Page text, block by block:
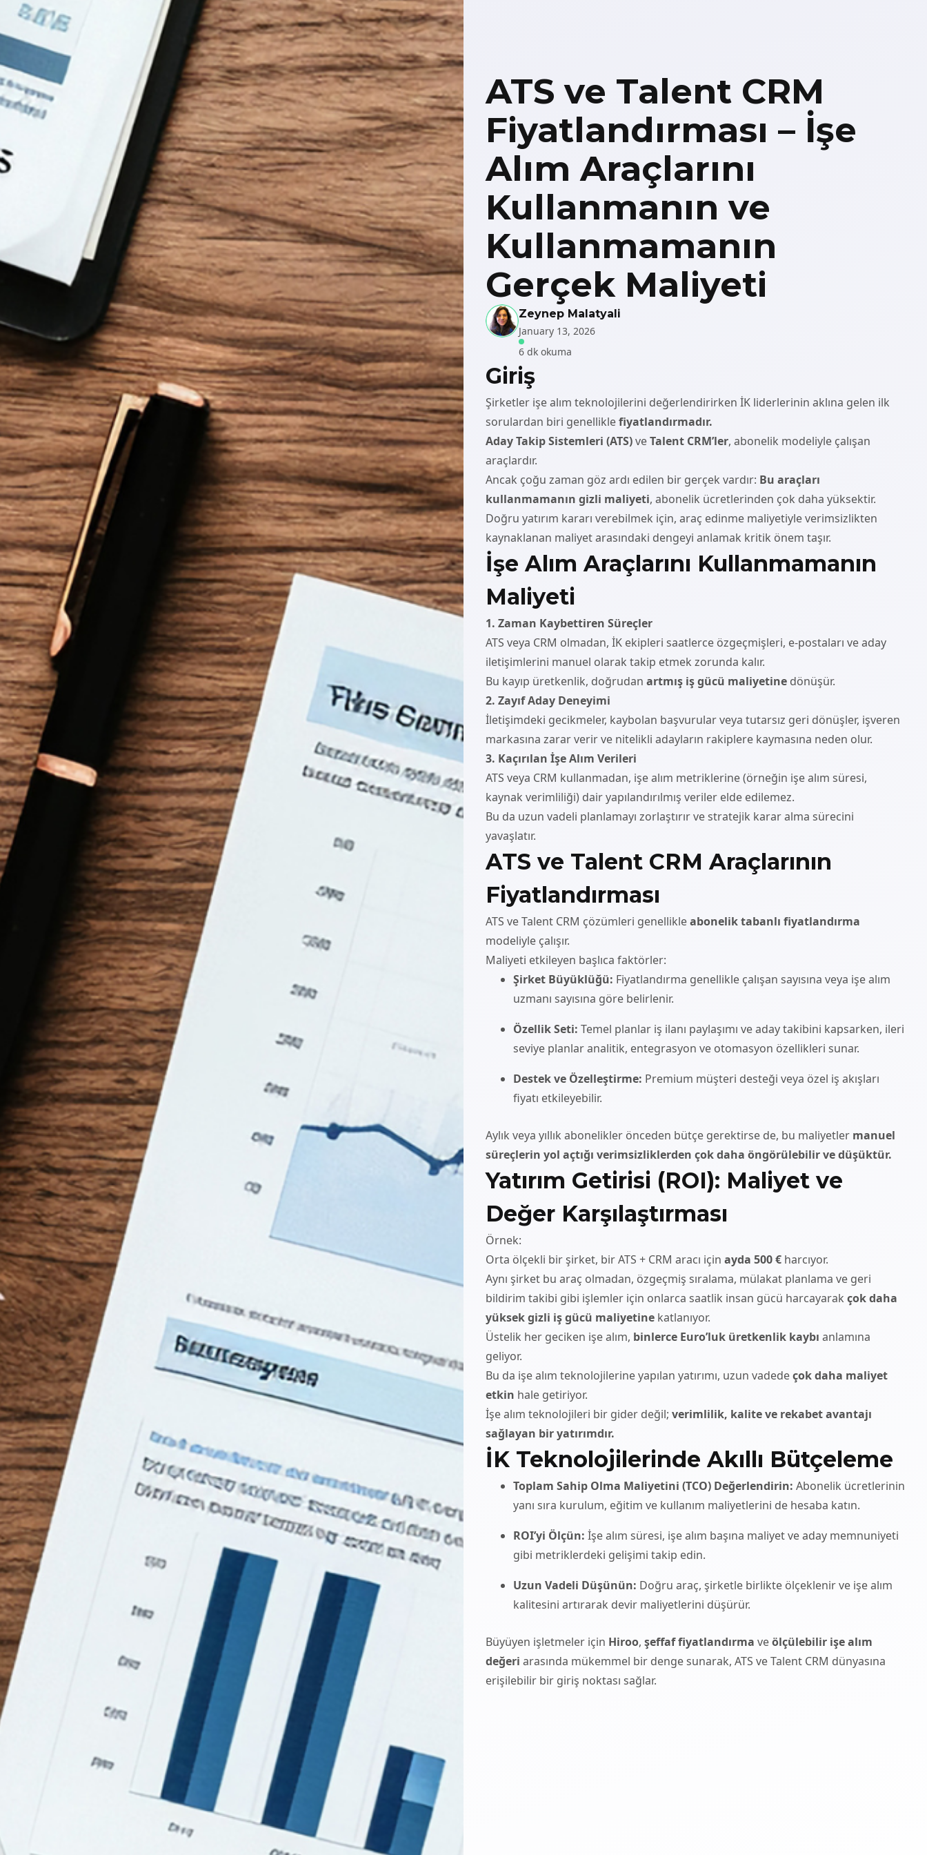
ATS ve Talent CRM
Fiyatlandırması – İşe
Alım Araçlarını
Kullanmanın ve
Kullanmamanın
Gerçek Maliyeti
Zeynep Malatyali
January 13, 2026
6 dk okuma
Giriş
Şirketler işe alım teknolojilerini değerlendirirken İK liderlerinin aklına gelen ilk
sorulardan biri genelliklefiyatlandırmadır.
Aday Takip Sistemleri (ATS)veTalent CRM’ler, abonelik modeliyle çalışan
araçlardır.
Ancak çoğu zaman göz ardı edilen bir gerçek vardır: Bu araçları
kullanmamanın gizli maliyeti, abonelik ücretlerinden çok daha yüksektir.
Doğru yatırım kararı verebilmek için, araç edinme maliyetiyle verimsizlikten
kaynaklanan maliyet arasındaki dengeyi anlamak kritik önem taşır.
İşe Alım Araçlarını Kullanmamanın
Maliyeti
1. Zaman Kaybettiren Süreçler
ATS veya CRM olmadan, İK ekipleri saatlerce özgeçmişleri, e-postaları ve aday
iletişimlerini manuel olarak takip etmek zorunda kalır.
Bu kayıp üretkenlik, doğrudan artmış iş gücü maliyetine dönüşür.
2. Zayıf Aday Deneyimi
İletişimdeki gecikmeler, kaybolan başvurular veya tutarsız geri dönüşler, işveren
markasına zarar verir ve nitelikli adayların rakiplere kaymasına neden olur.
3. Kaçırılan İşe Alım Verileri
ATS veya CRM kullanmadan, işe alım metriklerine (örneğin işe alım süresi,
kaynak verimliliği) dair yapılandırılmış veriler elde edilemez.
Bu da uzun vadeli planlamayı zorlaştırır ve stratejik karar alma sürecini
yavaşlatır.
ATS ve Talent CRM Araçlarının
Fiyatlandırması
ATS ve Talent CRM çözümleri genellikleabonelik tabanlı fiyatlandırma
modeliyle çalışır.
Maliyeti etkileyen başlıca faktörler:
Şirket Büyüklüğü: Fiyatlandırma genellikle çalışan sayısına veya işe alım
uzmanı sayısına göre belirlenir.
Özellik Seti: Temel planlar iş ilanı paylaşımı ve aday takibini kapsarken, ileri
seviye planlar analitik, entegrasyon ve otomasyon özellikleri sunar.
Destek ve Özelleştirme: Premium müşteri desteği veya özel iş akışları
fiyatı etkileyebilir.
Aylık veya yıllık abonelikler önceden bütçe gerektirse de, bu maliyetler manuel
süreçlerin yol açtığı verimsizliklerden çok daha öngörülebilir ve düşüktür.
Yatırım Getirisi (ROI): Maliyet ve
Değer Karşılaştırması
Örnek:
Orta ölçekli bir şirket, bir ATS + CRM aracı için ayda 500 € harcıyor.
Aynı şirket bu araç olmadan, özgeçmiş sıralama, mülakat planlama ve geri
bildirim takibi gibi işlemler için onlarca saatlik insan gücü harcayarak çok daha
yüksek gizli iş gücü maliyetine katlanıyor.
Üstelik her geciken işe alım, binlerce Euro’luk üretkenlik kaybı anlamına
geliyor.
Bu da işe alım teknolojilerine yapılan yatırımı, uzun vadedeçok daha maliyet
etkin hale getiriyor.
İşe alım teknolojileri bir gider değil; verimlilik, kalite ve rekabet avantajı
sağlayan bir yatırımdır.
İK Teknolojilerinde Akıllı Bütçeleme
Toplam Sahip Olma Maliyetini (TCO) Değerlendirin: Abonelik ücretlerinin
yanı sıra kurulum, eğitim ve kullanım maliyetlerini de hesaba katın.
ROI’yi Ölçün: İşe alım süresi, işe alım başına maliyet ve aday memnuniyeti
gibi metriklerdeki gelişimi takip edin.
Uzun Vadeli Düşünün: Doğru araç, şirketle birlikte ölçeklenir ve işe alım
kalitesini artırarak devir maliyetlerini düşürür.
Büyüyen işletmeler için Hiroo, şeffaf fiyatlandırma veölçülebilir işe alım
değeri arasında mükemmel bir denge sunarak, ATS ve Talent CRM dünyasına
erişilebilir bir giriş noktası sağlar.